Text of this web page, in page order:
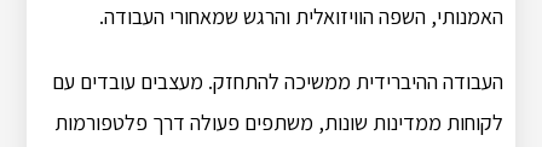
האמנותי, השפה הוויזואלית והרגש שמאחורי העבודה.
העבודה ההיברידית ממשיכה להתחזק. מעצבים עובדים עם
לקוחות ממדינות שונות, משתפים פעולה דרך פלטפורמות